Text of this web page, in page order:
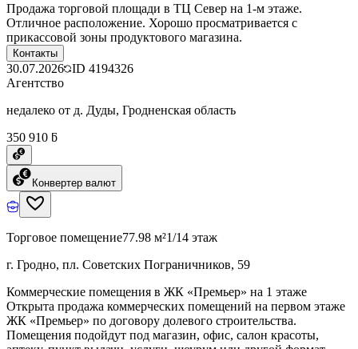
Продажа торговой площади в ТЦ Север на 1-м этаже.
Отличное расположение. Хорошо просматривается с
прикассовой зоны продуктового магазина.
Контакты
30.07.2026 ID 4194326
Агентство
недалеко от д. Дуды, Гродненская область
350 910 ƃ
Конвертер валют
Торговое помещение77.98 м²1/14 этаж
г. Гродно, пл. Советских Пограничников, 59
Коммерческие помещения в ЖК «Премьер» на 1 этаже
Открыта продажа коммерческих помещений на первом этаже
ЖК «Премьер» по договору долевого строительства.
Помещения подойдут под магазин, офис, салон красоты,